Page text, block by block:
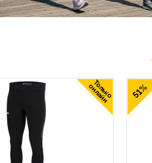
Только
онлайн 51%